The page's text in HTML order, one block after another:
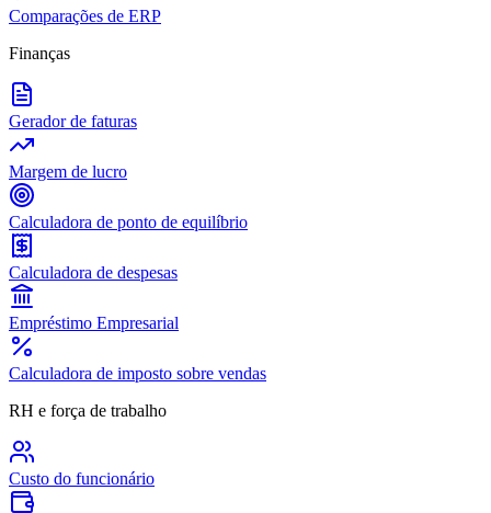
Comparações de ERP
Finanças
Gerador de faturas
Margem de lucro
Calculadora de ponto de equilíbrio
Calculadora de despesas
Empréstimo Empresarial
Calculadora de imposto sobre vendas
RH e força de trabalho
Custo do funcionário